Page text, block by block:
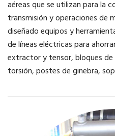
aéreas que se utilizan para la
transmisión y operaciones de
diseñado equipos y
de líneas eléctricas para
extractor y tensor, bloques
torsión, postes de ginebra,